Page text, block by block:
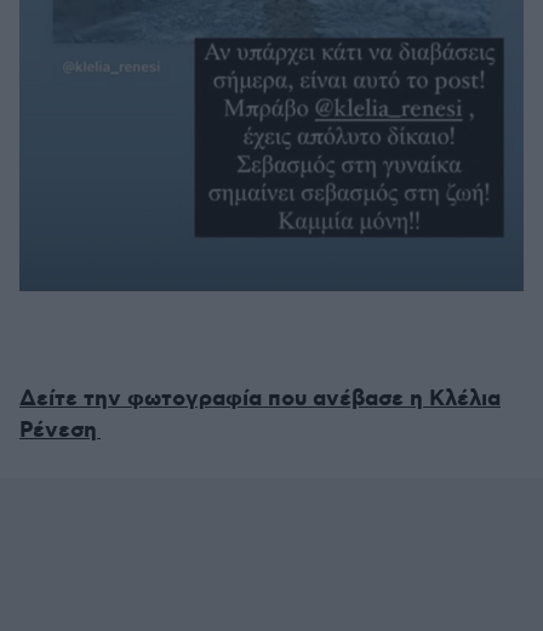
Δείτε την φωτογραφία που ανέβασε η Κλέλια
Ρένεση